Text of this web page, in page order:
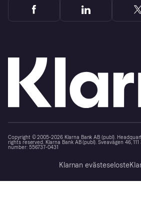
Copyright © 2005-2026 Klarna Bank AB (publ).
rights reserved. Klarna Bank AB (publ). Sveavägen 46,
number: 556737-0431
Klarnan evästeseloste